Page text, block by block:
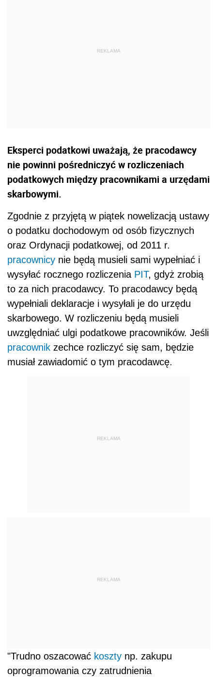
Eksperci podatkowi uważają, że pracodawcy
nie powinni pośredniczyć w rozliczeniach
podatkowych między pracownikami a urzędami
skarbowymi.
Zgodnie z przyjętą w piątek nowelizacją ustawy
o podatku dochodowym od osób fizycznych
oraz Ordynacji podatkowej, od 2011 r.
pracownicy nie będą musieli sami wypełniać i
wysyłać rocznego rozliczenia PIT, gdyż zrobią
to za nich pracodawcy. To pracodawcy będą
wypełniali deklaracje i wysyłali je do urzędu
skarbowego. W rozliczeniu będą musieli
uwzględniać ulgi podatkowe pracowników. Jeśli
pracownik zechce rozliczyć się sam, będzie
musiał zawiadomić o tym pracodawcę.
REKLAMA
REKLAMA
"Trudno oszacować koszty np. zakupu
oprogramowania czy zatrudnienia